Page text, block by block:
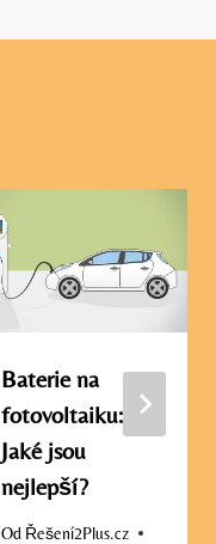
Baterie na
fotovoltaiku:
Jaké jsou
nejlepší?
Od Řešení2Plus.cz